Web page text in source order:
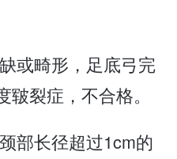
或畸形，足底弓完
裂症，不合格。
部长径超过1cm的